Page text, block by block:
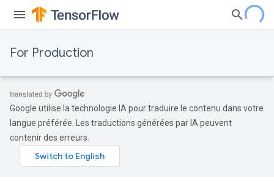
For Production
Google utilise la technologie IA pour traduire le contenu dans votre
langue préférée. Les traductions générées par IA peuvent
contenir des erreurs.